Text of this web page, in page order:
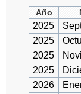
Año
2025
2025
2025
2025
2026